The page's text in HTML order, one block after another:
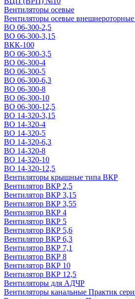
Вентиляторы осевые
Вентиляторы осевые
ВО 06-300-2,5
ВО 06-300-3,15
ВКК-100
ВО 06-300-3,5
ВО 06-300-4
ВО 06-300-5
ВО 06-300-6,3
ВО 06-300-8
ВО 06-300-10
ВО 06-300-12,5
ВО 14-320-3,15
ВО 14-320-4
ВО 14-320-5
ВО 14-320-6,3
ВО 14-320-8
ВО 14-320-10
ВО 14-320-12,5
Вентиляторы крышные типа ВКР
Вентилятор ВКР 2,5
Вентилятор ВКР 3,15
Вентилятор ВКР 3,55
Вентилятор ВКР 4
Вентилятор ВКР 5
Вентилятор ВКР 5,6
Вентилятор ВКР 6,3
Вентилятор ВКР 7,1
Вентилятор ВКР 8
Вентилятор ВКР 10
Вентилятор ВКР 12,5
Вентиляторы для АДЧР
Вентиляторы канальные Практик